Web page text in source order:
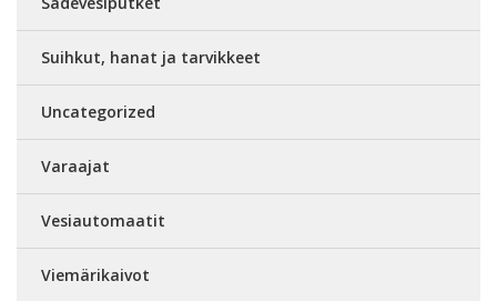
Suihkut, hanat ja tarvikkeet
Uncategorized
Varaajat
Vesiautomaatit
Viemärikaivot